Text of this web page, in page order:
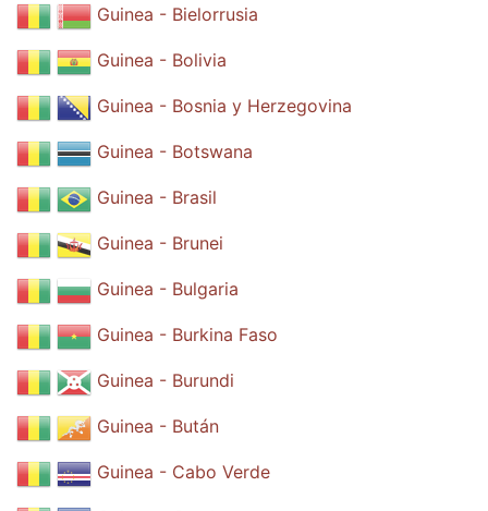
Guinea - Bielorrusia
Guinea - Bolivia
Guinea - Bosnia y Herzegovina
Guinea - Botswana
Guinea - Brasil
Guinea - Brunei
Guinea - Bulgaria
Guinea - Burkina Faso
Guinea - Burundi
Guinea - Bután
Guinea - Cabo Verde